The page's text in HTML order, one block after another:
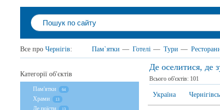
Все про Чернігів: Пам`ятки — Готелі — Тури —
Де оселитися, де
Всього об'єктів: 101
Україна
Категорії об'єктів
Пам'ятки 64
Храми 13
Де поїсти